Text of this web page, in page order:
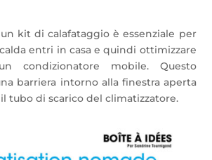
un kit di calafataggio è essenziale per
entri in casa e quindi ottimizzare
condizionatore mobile. Questo
barriera intorno alla finestra aperta
tubo di scarico del climatizzatore.